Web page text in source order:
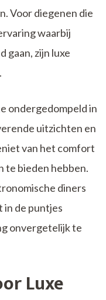
Voor diegenen die
waarbij
gaan, zijn luxe
ondergedompeld in
uitzichten en
van het comfort
te bieden hebben.
diners
in de puntjes
onvergetelijk te
Luxe